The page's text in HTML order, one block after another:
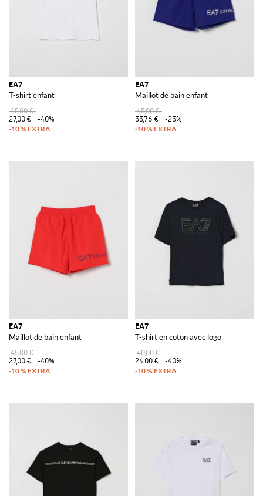
EA7
T-shirt enfant
45,00 €
27,00 €
-40%
EA7
Maillot de bain enfant
45,00 €
33,76 €
-25%
EA7
Maillot de bain enfant
45,00 €
27,00 €
-40%
EA7
T-shirt en coton avec logo
40,00 €
24,00 €
-40%